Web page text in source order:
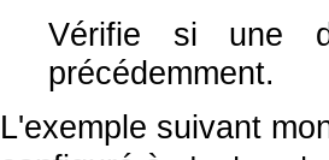
Vérifie si une
précédemment.
L'exemple suivant